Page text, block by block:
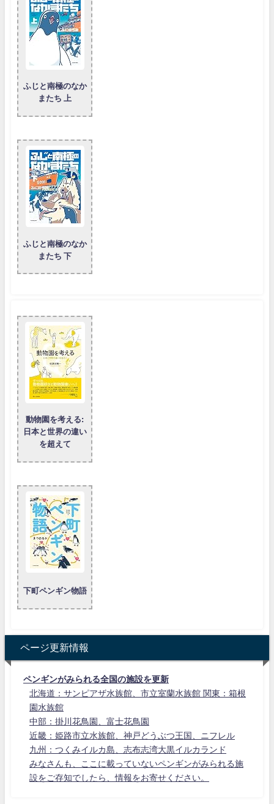
ふじと南極のなか
またち 上
ふじと南極のなか
またち 下
動物園を考える:
日本と世界の違い
を超えて
下町ペンギン物語
ページ更新情報
ペンギンがみられる全国の施設を更新
北海道：サンピアザ水族館、市立室蘭水族館 関東：箱根
園水族館
中部：掛川花鳥園、富士花鳥園
近畿：姫路市立水族館、神戸どうぶつ王国、ニフレル
九州：つくみイルカ島、志布志湾大黒イルカランド
みなさんも、ここに載っていないペンギンがみられる施
設をご存知でしたら、情報をお寄せください。